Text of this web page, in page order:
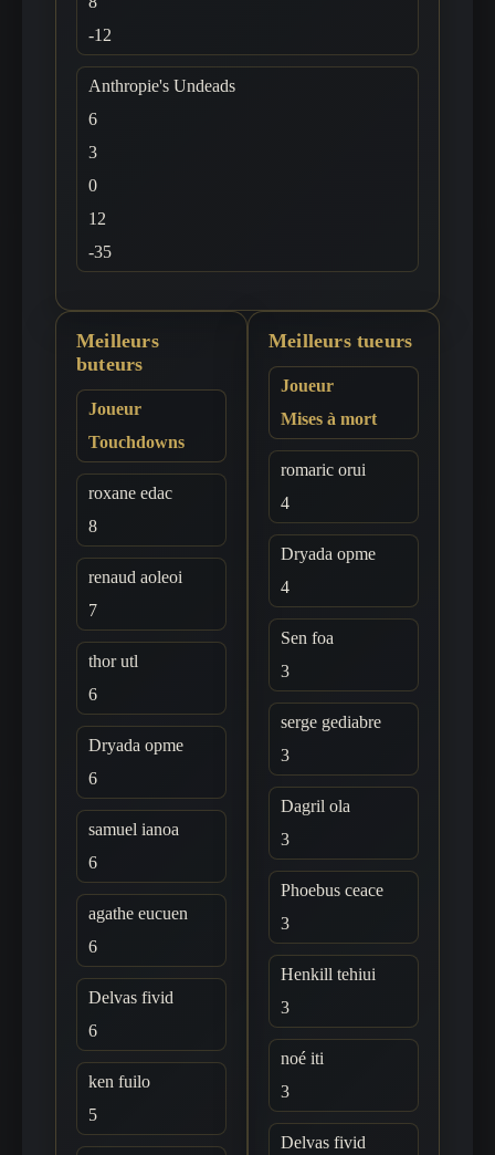
-12
Anthropie's Undeads
6
3
0
12
-35
Meilleurs
buteurs
Joueur
Touchdowns
roxane edac
8
renaud aoleoi
7
thor utl
6
Dryada opme
6
samuel ianoa
6
agathe eucuen
6
Delvas fivid
6
ken fuilo
5
Meilleurs tueurs
Joueur
Mises à mort
romaric orui
4
Dryada opme
4
Sen foa
3
serge gediabre
3
Dagril ola
3
Phoebus ceace
3
Henkill tehiui
3
noé iti
3
Delvas fivid